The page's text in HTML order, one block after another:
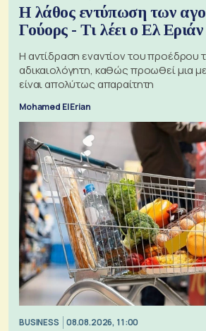
Η λάθος εντύπωση των
Γούορς - Τι λέει ο Ελ Εριάν
Η αντίδραση εναντίον του προέδρου
αδικαιολόγητη, καθώς προωθεί μια
είναι απολύτως απαραίτητη
Mohamed El Erian
BUSINESS 08.08.2026, 11:00